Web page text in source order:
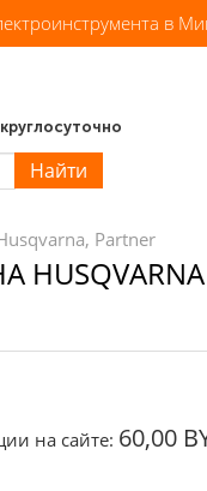
в
круглосуточно
Найти
Partner
на сайте: 60,00